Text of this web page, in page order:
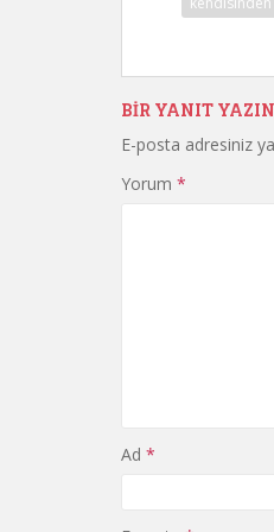
BIR YANIT YAZIN
E-posta adresiniz
Yorum *
Ad *